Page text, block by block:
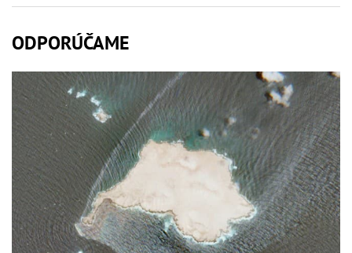
ODPORÚČAME